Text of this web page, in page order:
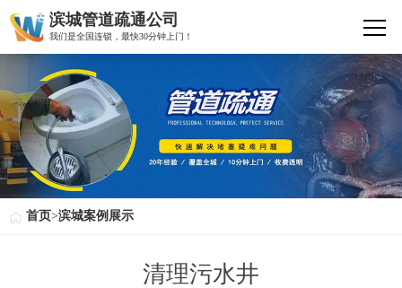
滨城管道疏通公司
我们是全国连锁，最快30分钟上门！
首页>滨城案例展示
清理污水井